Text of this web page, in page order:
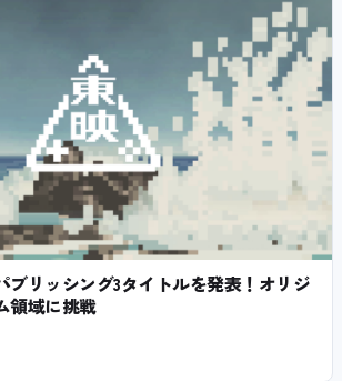
ブリッシング3タイトルを発表！オリジ
領域に挑戦